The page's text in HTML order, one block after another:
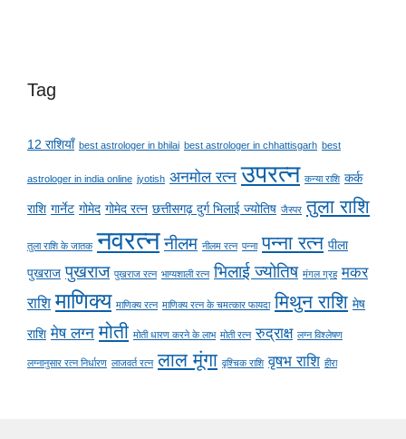
Tag
12 राशियाँ best astrologer in bhilai best astrologer in chhattisgarh best
astrologer in india online jyotish अनमोल रत्न उपरत्न कन्या राशि कर्क
राशि गार्नेट गोमेद गोमेद रत्न छत्तीसगढ़ दुर्ग भिलाई ज्योतिष जैस्पर तुला राशि
तुला राशि के जातक नवरत्न नीलम नीलम रत्न पन्ना पन्ना रत्न पीला
पुखराज पुखराज पुखराज रत्न भाग्यशाली रत्न भिलाई ज्योतिष मंगल ग्रह मकर
राशि माणिक्य माणिक्य रत्न माणिक्य रत्न के चमत्कार फायदा मिथुन राशि मेष
राशि मेष लग्न मोती मोती धारण करने के लाभ मोती रत्न रुद्राक्ष लग्न विश्लेषण
लग्नानुसार रत्न निर्धारण लाजवर्त रत्न लाल मूंगा वृश्चिक राशि वृषभ राशि हीरा